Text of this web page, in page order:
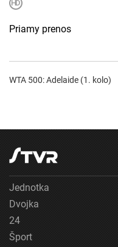
Priamy prenos
WTA 500: Adelaide (1. kolo)
Jednotka
Dvojka
24
Šport